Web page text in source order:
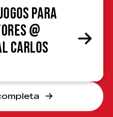
para
@
Carlos